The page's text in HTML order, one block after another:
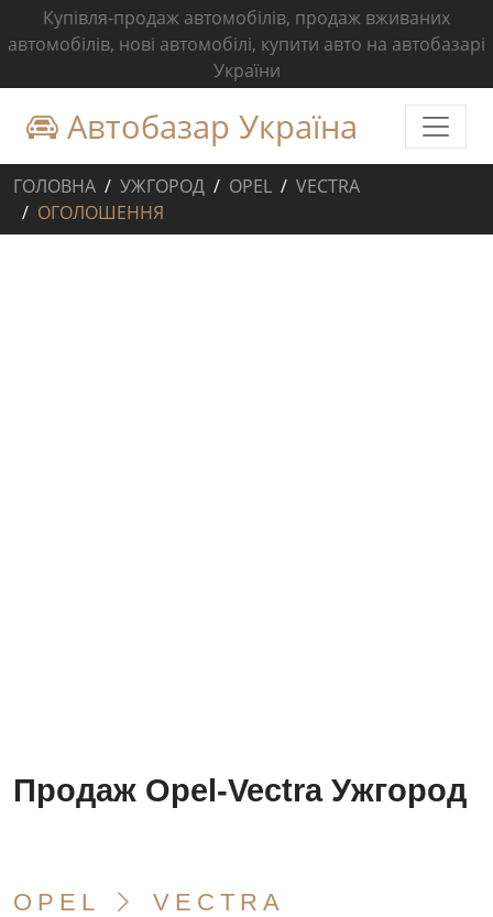
Купівля-продаж автомобілів, продаж вживаних
автомобілів, нові автомобілі, купити авто на автобазарі
України
Автобазар Україна
ГОЛОВНА УЖГОРОД OPEL
VECTRA
ОГОЛОШЕННЯ
Продаж Opel-Vectra Ужгород
OPEL VECTRA